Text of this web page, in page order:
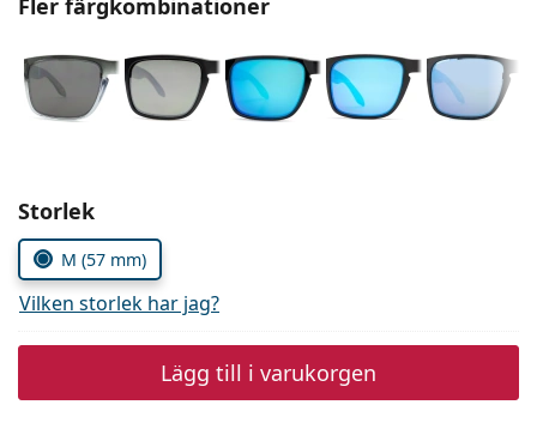
Persol
Prada
Upptäck alla
Välj parametrar
Storlek
M (57 mm)
Vilken storlek har jag?
Lägg till i varukorgen